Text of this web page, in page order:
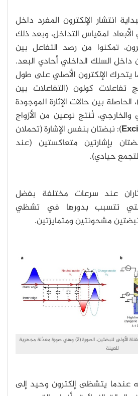
انتشار الإلكترون المفرد داخل
لمقياس التداخل، وبعد ذلك
تمكنوا من رصد التفاعل بين
داخل السلك الداخلي أحادي البعد.
يتحرك الإلكترون الأصلي على طول
تفاعلات كولون (التفاعلات بين
بين حالات الإثارة الموجودة
تُنتج نوعين من الأزواج
): نبضتان بنفس الإشارة (تحملان
بإشارتين متعاكستين (عند
حيادي).
عند سرعات مختلفة بفضل
تتسبب بدورها في تشظي
نبضتين مشحونتين ومتمايزتين.
الصورة (1) تشظي الكتروني في القناة الأولى لنبضتين، الصورة (2) وهي صورة معدّلة مجهرية
للعينة
عندما يتشظى إلكترون وحيد إلى